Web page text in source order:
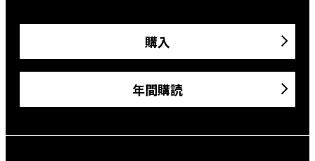
購入
年間購読